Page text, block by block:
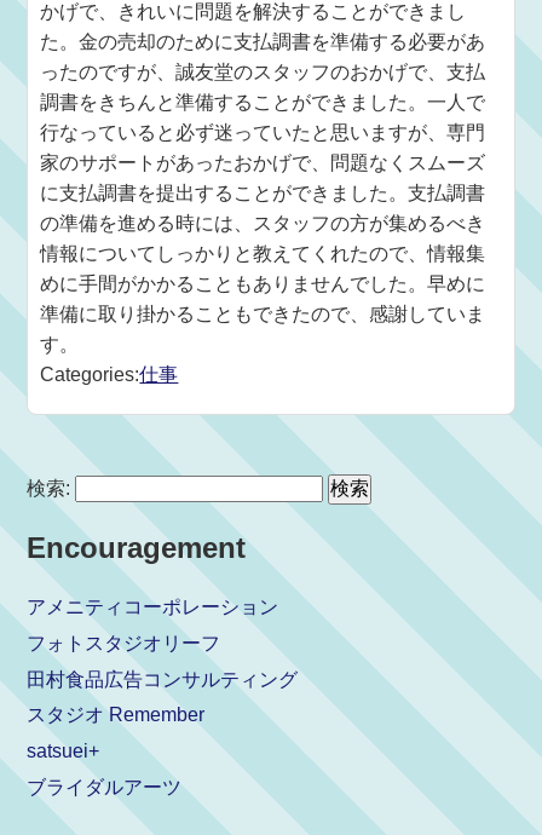
かげで、きれいに問題を解決することができまし
た。金の売却のために支払調書を準備する必要があ
ったのですが、誠友堂のスタッフのおかげで、支払
調書をきちんと準備することができました。一人で
行なっていると必ず迷っていたと思いますが、専門
家のサポートがあったおかげで、問題なくスムーズ
に支払調書を提出することができました。支払調書
の準備を進める時には、スタッフの方が集めるべき
情報についてしっかりと教えてくれたので、情報集
めに手間がかかることもありませんでした。早めに
準備に取り掛かることもできたので、感謝していま
す。
Categories:仕事
検索:
Encouragement
アメニティコーポレーション
フォトスタジオリーフ
田村食品広告コンサルティング
スタジオ Remember
satsuei+
ブライダルアーツ